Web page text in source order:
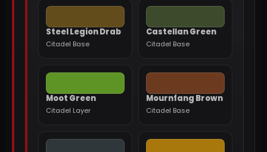
Steel Legion Drab
Citadel Base
Castellan Green
Citadel Base
Moot Green
Citadel Layer
Mournfang Brown
Citadel Base